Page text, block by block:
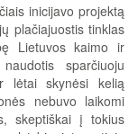
inicijavo projektą
plačiajuostis tinklas
Lietuvos kaimo ir
sparčiuoju
lėtai skynėsi kelią
nebuvo laikomi
skeptiškai į tokius